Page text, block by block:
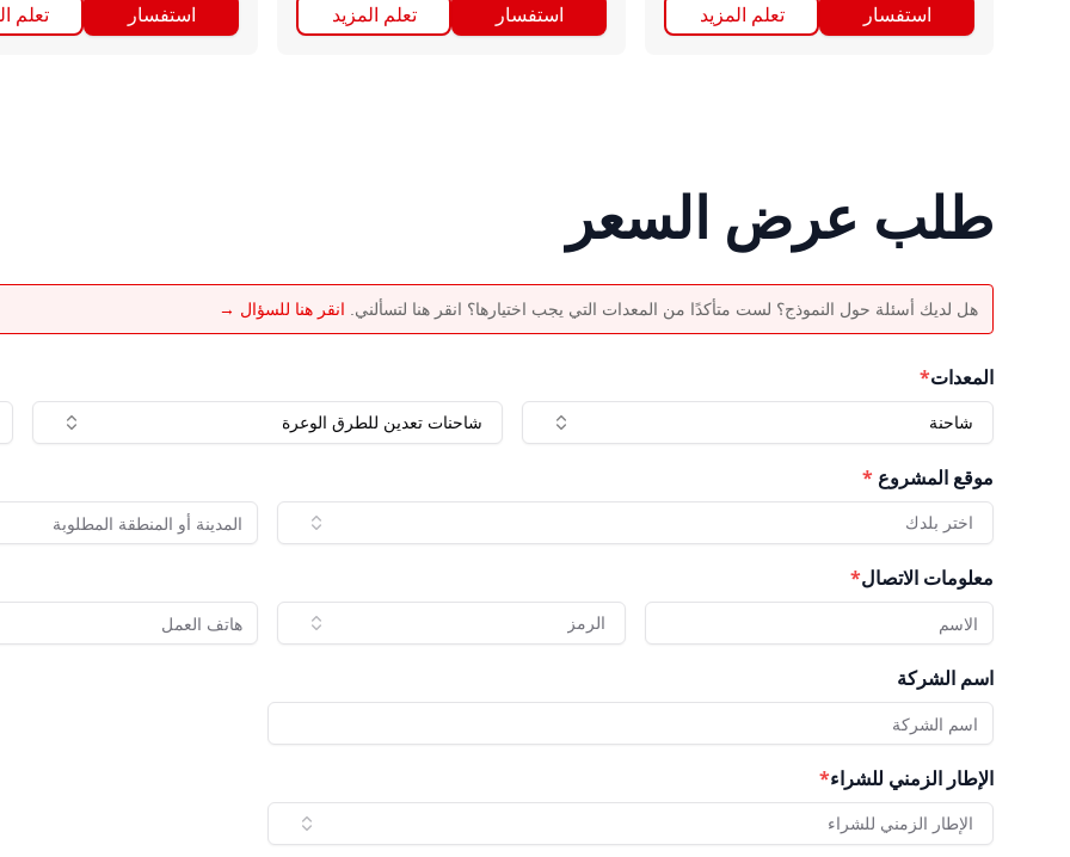
استفسار تعلم المزيد استفسار تعلم المزيد استفسار تعلم
طلب عرض السعر
هل لديك أسئلة حول النموذج؟ لست متأكدًا من المعدات التي يجب اختيارها؟ انقر هنا لتسألني. انقر هنا للسؤال →
المعدات*
شاحنة شاحنات تعدين للطرق الوعرة
موقع المشروع *
اختر بلدك
معلومات الاتصال*
الرمز
اسم الشركة
الإطار الزمني للشراء*
الإطار الزمني للشراء